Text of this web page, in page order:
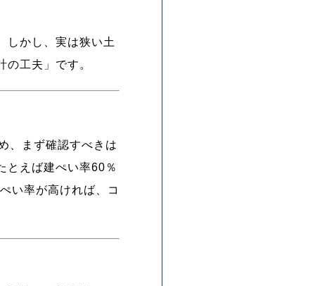
しかし、実は狭い土
工夫」です。
、まず確認すべきは
とえば建ぺい率60％
い率が高ければ、コ